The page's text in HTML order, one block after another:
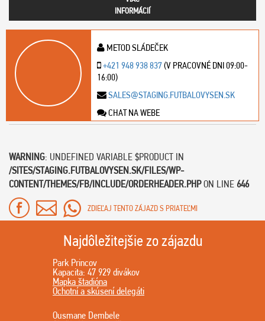
INFORMÁCIÍ
METOD SLÁDEČEK
+421 948 938 837(V PRACOVNÉ DNI 09:00-
16:00)
SALES@STAGING.FUTBALOVYSEN.SK
CHAT NA WEBE
WARNING: UNDEFINED VARIABLE $PRODUCT IN
/SITES/STAGING.FUTBALOVYSEN.SK/FILES/WP-
CONTENT/THEMES/FB/INCLUDE/ORDERHEADER.PHPON LINE 646
ZDIEĽAJ TENTO ZÁJAZD S PRIATEĽMI
Najdôležitejšie zo zájazdu
Park Princov
Kapacita: 47 929 divákov
Mapka štadióna
Ochotní a skúsení delegáti
Ousmane Dembele